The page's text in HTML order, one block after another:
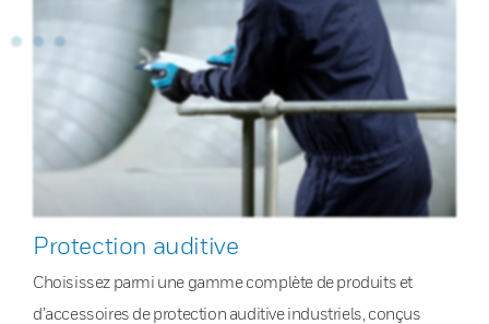
Protection auditive
Choisissez parmi une gamme complète de produits et
d’accessoires de protection auditive industriels, conçus